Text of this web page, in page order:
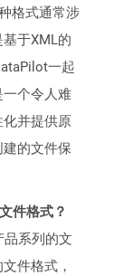
格式通常涉
于XML的
一起
个令人难
化并提供原
的文件保
件格式？
系列的文
件格式，